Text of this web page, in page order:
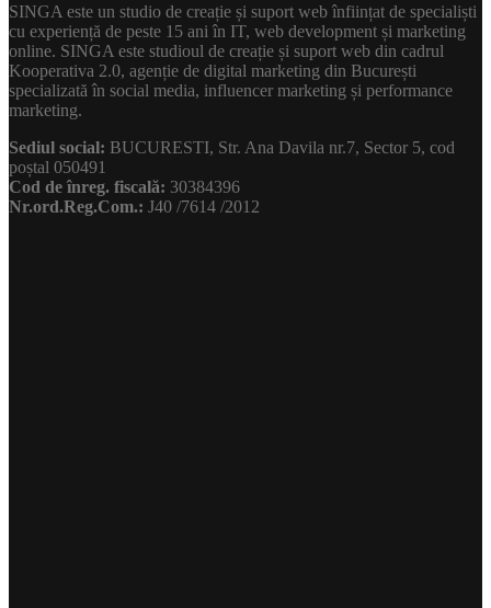
SINGA este un studio de creație și suport web înființat de specialiști
cu experiență de peste 15 ani în IT, web development și marketing
online. SINGA este studioul de creație și suport web din cadrul
Kooperativa 2.0, agenție de digital marketing din București
specializată în social media, influencer marketing și performance
marketing.
Sediul social: BUCURESTI, Str. Ana Davila nr.7, Sector 5, cod
poștal 050491
Cod de înreg. fiscală: 30384396
Nr.ord.Reg.Com.: J40 /7614 /2012